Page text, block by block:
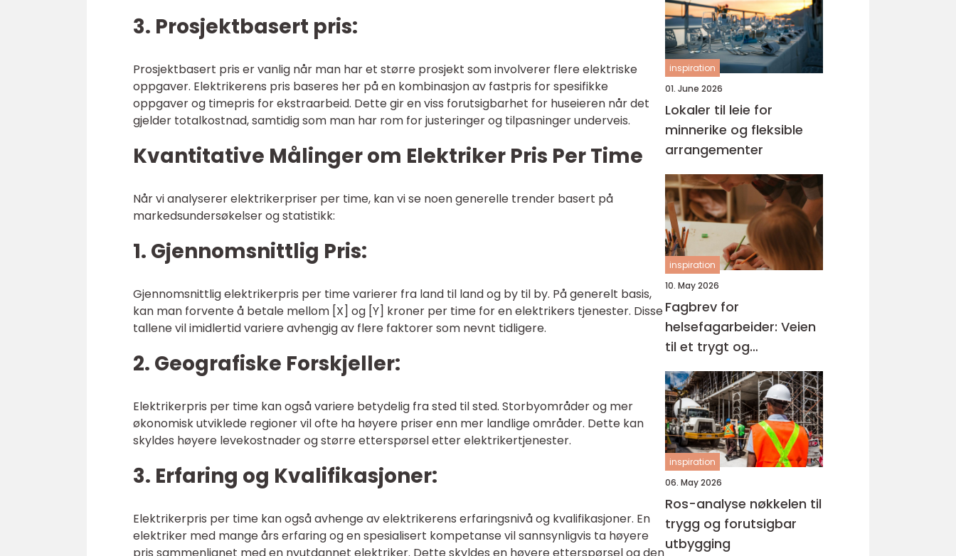
3. Prosjektbasert pris:
Prosjektbasert pris er vanlig når man har et større prosjekt som involverer flere elektriske
oppgaver. Elektrikerens pris baseres her på en kombinasjon av fastpris for spesifikke
oppgaver og timepris for ekstraarbeid. Dette gir en viss forutsigbarhet for huseieren når det
gjelder totalkostnad, samtidig som man har rom for justeringer og tilpasninger underveis.
Kvantitative Målinger om Elektriker Pris Per Time
Når vi analyserer elektrikerpriser per time, kan vi se noen generelle trender basert på
markedsundersøkelser og statistikk:
1. Gjennomsnittlig Pris:
Gjennomsnittlig elektrikerpris per time varierer fra land til land og by til by. På generelt basis,
kan man forvente å betale mellom [X] og [Y] kroner per time for en elektrikers tjenester. Disse
tallene vil imidlertid variere avhengig av flere faktorer som nevnt tidligere.
2. Geografiske Forskjeller:
Elektrikerpris per time kan også variere betydelig fra sted til sted. Storbyområder og mer
økonomisk utviklede regioner vil ofte ha høyere priser enn mer landlige områder. Dette kan
skyldes høyere levekostnader og større etterspørsel etter elektrikertjenester.
3. Erfaring og Kvalifikasjoner:
Elektrikerpris per time kan også avhenge av elektrikerens erfaringsnivå og kvalifikasjoner. En
elektriker med mange års erfaring og en spesialisert kompetanse vil sannsynligvis ta høyere
pris sammenlignet med en nyutdannet elektriker. Dette skyldes en høyere etterspørsel og den
inspiration
01. June 2026
Lokaler til leie for
minnerike og fleksible
arrangementer
inspiration
10. May 2026
Fagbrev for
helsefagarbeider: Veien
til et trygt og
meningsfullt yrke
inspiration
06. May 2026
Ros-analyse nøkkelen til
trygg og forutsigbar
utbygging